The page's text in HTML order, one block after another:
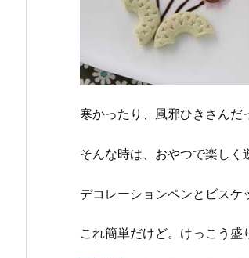
寒かったり、風邪ひきさんだ
そんな時は、おやつで楽しく
デコレーションペンとビスケ
これ簡単だけど。けっこう盛